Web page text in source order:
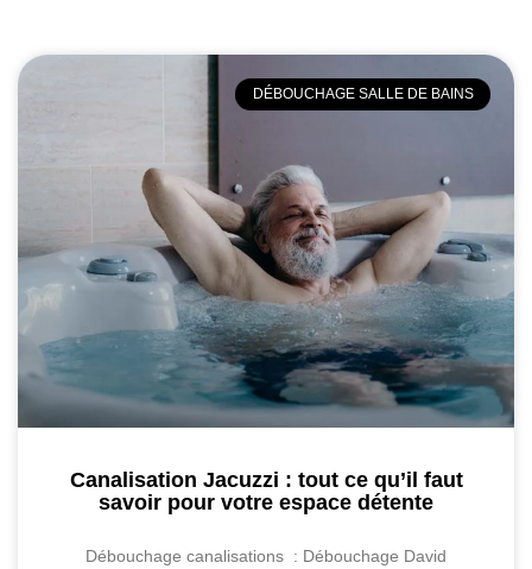
DÉBOUCHAGE SALLE DE BAINS
Canalisation Jacuzzi : tout ce qu’il faut
savoir pour votre espace détente
Débouchage canalisations : Débouchage David